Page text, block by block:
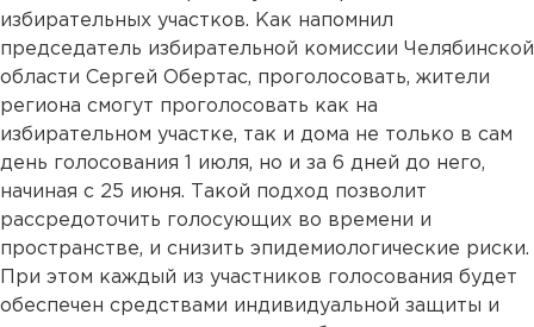
избирательных участков. Как напомнил
председатель избирательной комиссии Челябинской
области Сергей Обертас, проголосовать, жители
региона смогут проголосовать как на
избирательном участке, так и дома не только в сам
день голосования 1 июля, но и за 6 дней до него,
начиная с 25 июня. Такой подход позволит
рассредоточить голосующих во времени и
пространстве, и снизить эпидемиологические риски.
При этом каждый из участников голосования будет
обеспечен средствами индивидуальной защиты и